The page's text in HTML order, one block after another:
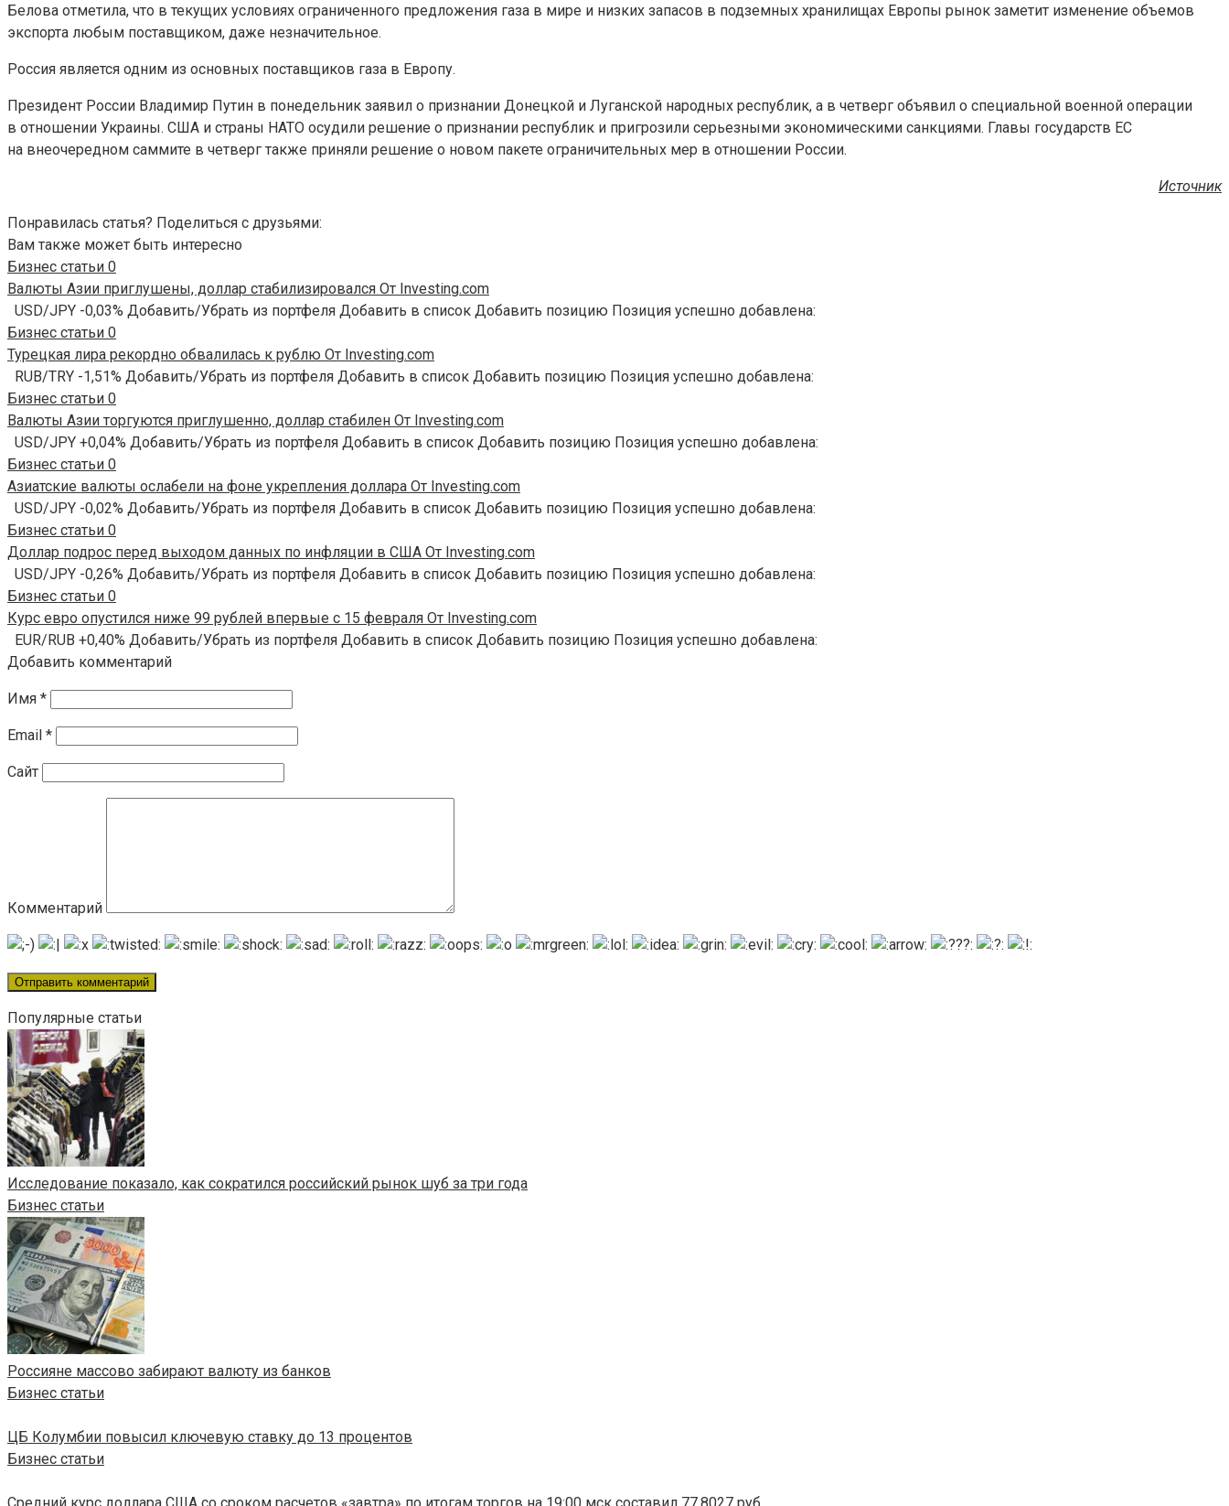
Белова отметила, что в текущих условиях ограниченного предложения газа в мире и низких запасов в подземных хранилищах Европы рынок заметит изменение объемов
экспорта любым поставщиком, даже незначительное.
Россия является одним из основных поставщиков газа в Европу.
Президент России Владимир Путин в понедельник заявил о признании Донецкой и Луганской народных республик, а в четверг объявил о специальной военной операции
в отношении Украины. США и страны НАТО осудили решение о признании республик и пригрозили серьезными экономическими санкциями. Главы государств ЕС
на внеочередном саммите в четверг также приняли решение о новом пакете ограничительных мер в отношении России.
Источник
Понравилась статья? Поделиться с друзьями:
Вам также может быть интересно
Бизнес статьи 0
Валюты Азии приглушены, доллар стабилизировался От Investing.com
USD/JPY -0,03% Добавить/Убрать из портфеля Добавить в список Добавить позицию Позиция успешно добавлена:
Бизнес статьи 0
Турецкая лира рекордно обвалилась к рублю От Investing.com
RUB/TRY -1,51% Добавить/Убрать из портфеля Добавить в список Добавить позицию Позиция успешно добавлена:
Бизнес статьи 0
Валюты Азии торгуются приглушенно, доллар стабилен От Investing.com
USD/JPY +0,04% Добавить/Убрать из портфеля Добавить в список Добавить позицию Позиция успешно добавлена:
Бизнес статьи 0
Азиатские валюты ослабели на фоне укрепления доллара От Investing.com
USD/JPY -0,02% Добавить/Убрать из портфеля Добавить в список Добавить позицию Позиция успешно добавлена:
Бизнес статьи 0
Доллар подрос перед выходом данных по инфляции в США От Investing.com
USD/JPY -0,26% Добавить/Убрать из портфеля Добавить в список Добавить позицию Позиция успешно добавлена:
Бизнес статьи 0
Курс евро опустился ниже 99 рублей впервые с 15 февраля От Investing.com
EUR/RUB +0,40% Добавить/Убрать из портфеля Добавить в список Добавить позицию Позиция успешно добавлена:
Добавить комментарий
Имя *
Email *
Сайт
Комментарий
Популярные статьи
Исследование показало, как сократился российский рынок шуб за три года
Бизнес статьи
Россияне массово забирают валюту из банков
Бизнес статьи
ЦБ Колумбии повысил ключевую ставку до 13 процентов
Бизнес статьи